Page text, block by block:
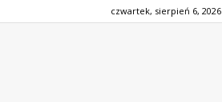
czwartek, sierpień 6, 2026